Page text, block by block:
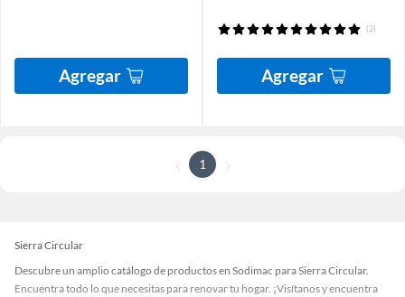
Agregar
(2)
Agregar
1
Sierra Circular
Descubre un amplio catálogo de productos en Sodimac para Sierra Circular.
Encuentra todo lo que necesitas para renovar tu hogar. ¡Visítanos y encuentra